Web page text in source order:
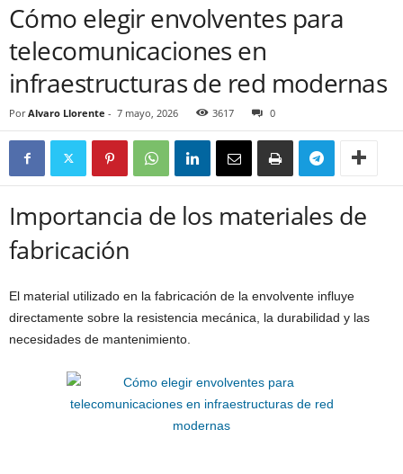
Cómo elegir envolventes para
telecomunicaciones en
infraestructuras de red modernas
Por Alvaro Llorente - 7 mayo, 2026 3617 0
Importancia de los materiales de
fabricación
El material utilizado en la fabricación de la envolvente influye
directamente sobre la resistencia mecánica, la durabilidad y las
necesidades de mantenimiento.